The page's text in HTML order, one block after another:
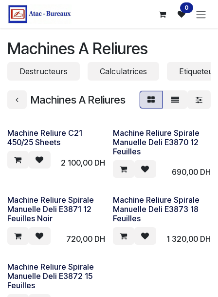
Se rendre au contenu 0
Machines A Reliures
Destructeurs Calculatrices
Machines A Reliures
Machine Reliure C21
450/25 Sheets
2 100,00DH
Machine Reliure Spirale
Manuelle Deli E3870 12
Feuilles
690,00DH
Machine Reliure Spirale
Manuelle Deli E3871 12
Feuilles Noir
720,00DH
Machine Reliure Spirale
Manuelle Deli E3873 18
Feuilles
1 320,00DH
Machine Reliure Spirale
Manuelle Deli E3872 15
Feuilles